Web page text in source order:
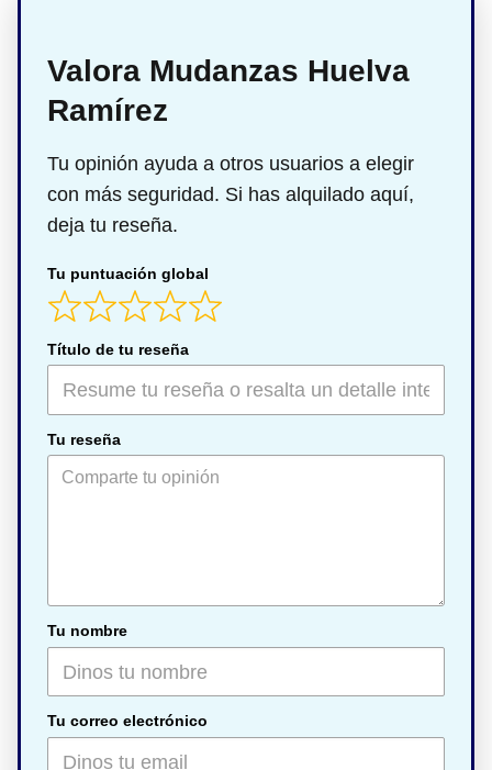
Valora Mudanzas Huelva
Ramírez
Tu opinión ayuda a otros usuarios a elegir
con más seguridad. Si has alquilado aquí,
deja tu reseña.
Tu puntuación global
Título de tu reseña
Tu reseña
Tu nombre
Tu correo electrónico